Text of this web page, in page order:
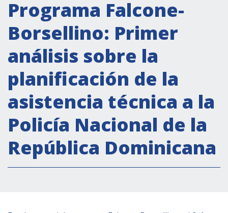
Secretaría Cultural
Secretaría Socioeconómica
Secretaría Técnico-científica
Forum Pymes
Conferencia Italia- América Latina y el Caribe
Red para la promoción de la igualdad de
género
Partnership
Programa Falcone-
Borsellino: Primer
análisis sobre la
planificación de la
asistencia técnica a la
Policía Nacional de la
República Dominicana